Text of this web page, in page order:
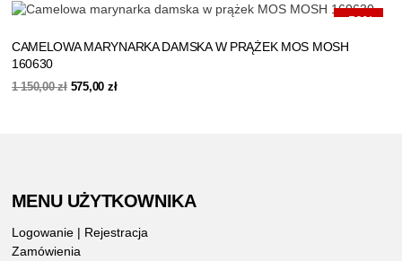
-50%
CAMELOWA MARYNARKA DAMSKA W PRĄŻEK MOS MOSH
160630
1 150,00zł Pierwotna
575,00 złAktualna
MENU UŻYTKOWNIKA
Logowanie | Rejestracja
Zamówienia